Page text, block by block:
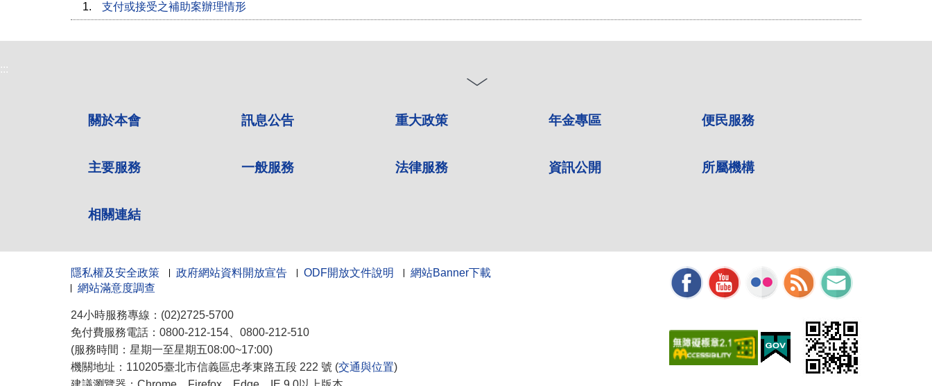
1. 支付或接受之補助案辦理情形
:::
關於本會 訊息公告 重大政策 年金專區 便民服務
主要服務 一般服務 法律服務 資訊公開 所屬機構
相關連結
隱私權及安全政策 政府網站資料開放宣告 ODF開放文件說明
網站Banner下載
網站滿意度調查
24小時服務專線：(02)2725-5700
免付費服務電話：0800-212-154、0800-212-510
(服務時間：星期一至星期五08:00~17:00)
機關地址：110205臺北市信義區忠孝東路五段 222 號 (交通與位置)